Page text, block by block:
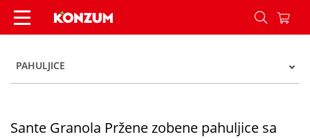
Sante Granola Pržene zobene pahuljice sa
PAHULJICE
Sante Granola Pržene zobene pahuljice sa